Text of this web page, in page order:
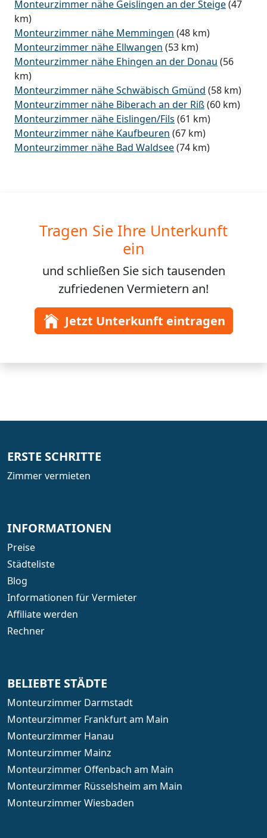
Monteurzimmer nähe Geislingen an der Steige(47
km)
Monteurzimmer nähe Memmingen (48 km)
Monteurzimmer nähe Ellwangen (53 km)
Monteurzimmer nähe Ehingen an der Donau (56
km)
Monteurzimmer nähe Schwäbisch Gmünd (58 km)
Monteurzimmer nähe Biberach an der Riß(60 km)
Monteurzimmer nähe Eislingen/Fils (61 km)
Monteurzimmer nähe Kaufbeuren (67 km)
Monteurzimmer nähe Bad Waldsee(74 km)
Tragen Sie Ihre Unterkunft
ein
und schließen Sie sich tausenden
zufriedenen Vermietern an!
Jetzt Unterkunft eintragen
ERSTE SCHRITTE
Zimmer vermieten
INFORMATIONEN
Preise
Städteliste
Blog
Informationen für Vermieter
Affiliate werden
Rechner
BELIEBTE STÄDTE
Monteurzimmer Darmstadt
Monteurzimmer Frankfurt am Main
Monteurzimmer Hanau
Monteurzimmer Mainz
Monteurzimmer Offenbach am Main
Monteurzimmer Rüsselsheim am Main
Monteurzimmer Wiesbaden